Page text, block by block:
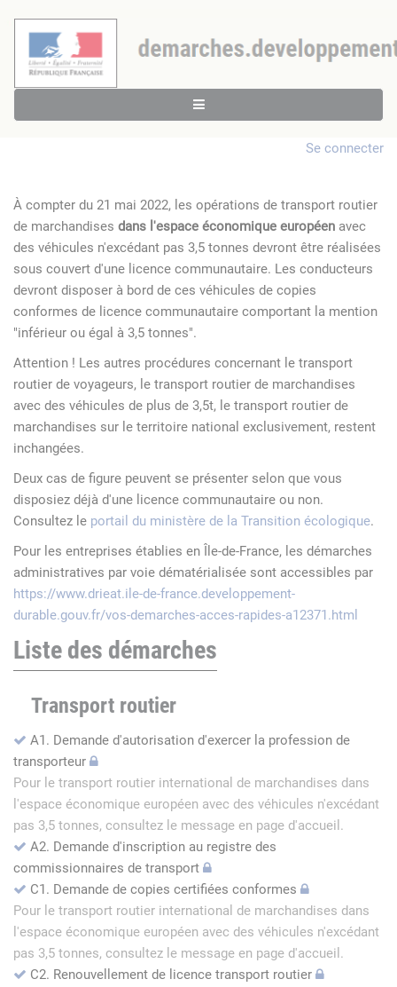
Se connecter
À compter du 21 mai 2022, les opérations de transport routier
de marchandises dans l'espace économique européen avec
des véhicules n'excédant pas 3,5 tonnes devront être réalisées
sous couvert d'une licence communautaire. Les conducteurs
devront disposer à bord de ces véhicules de copies
conformes de licence communautaire comportant la mention
"inférieur ou égal à 3,5 tonnes".
Attention ! Les autres procédures concernant le transport
routier de voyageurs, le transport routier de marchandises
avec des véhicules de plus de 3,5t, le transport routier de
marchandises sur le territoire national exclusivement, restent
inchangées.
Deux cas de figure peuvent se présenter selon que vous
disposiez déjà d'une licence communautaire ou non.
Consultez le portail du ministère de la Transition écologique.
Pour les entreprises établies en Île-de-France, les démarches
administratives par voie dématérialisée sont accessibles par
https://www.drieat.ile-de-france.developpement-
durable.gouv.fr/vos-demarches-acces-rapides-a12371.html
Liste des démarches
Transport routier
A1. Demande d'autorisation d'exercer la profession de
transporteur
Pour le transport routier international de marchandises dans
l'espace économique européen avec des véhicules n'excédant
pas 3,5 tonnes, consultez le message en page d'accueil.
A2. Demande d'inscription au registre des
commissionnaires de transport
C1. Demande de copies certifiées conformes
Pour le transport routier international de marchandises dans
l'espace économique européen avec des véhicules n'excédant
pas 3,5 tonnes, consultez le message en page d'accueil.
C2. Renouvellement de licence transport routier